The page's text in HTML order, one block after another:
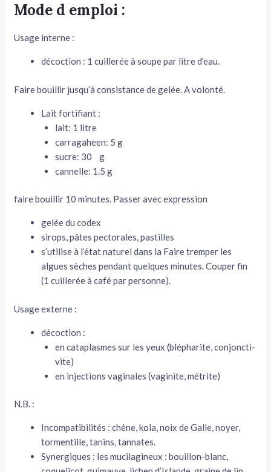
Mode d emploi :
Usage interne :
décoction : 1 cuillerée à soupe par litre d’eau.
Faire bouillir jusqu’à consistance de gelée. A volonté.
Lait fortifiant :
lait: 1 litre
carragaheen: 5 g
sucre: 30 g
cannelle: 1.5 g
faire bouillir 10 minutes. Passer avec expression
gelée du codex
sirops, pâtes pectorales, pastilles
s’utilise à l’état naturel dans la Faire trem­per les
algues sèches pendant quelques minutes. Couper fin
(1 cuillerée à café par personne).
Usage externe :
décoction :
en cataplasmes sur les yeux (blépharite, conjoncti­
vite)
en injections vaginales (vaginite, métrite)
N.B. :
Incompatibilités : chêne, kola, noix de Galle, noyer,
tormentille, tanins, tannates.
Synergiques : les mucilagineux : bouillon-blanc,